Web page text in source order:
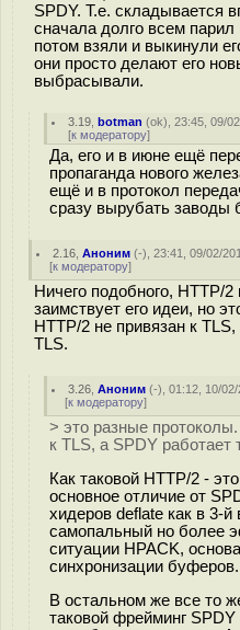
SPDY. Т.е. складывается
сначала долго всем парил
потом взяли и выкинули
они просто делают его
выбрасывали.
3.19 ,botman (ok), 23:45, 09/
[к модератору]
Да, его и в июне ещё
пропаганда нового
ещё и в протокол
сразу вырубать заводы
2.16 ,Аноним (-), 23:41, 09/02/
[к модератору]
Ничего подобного, HTTP/
заимствует его идеи, но
HTTP/2 не привязан к
TLS.
3.26 ,Аноним (-), 01:12, 10/
[к модератору]
> это разные
к TLS, а SPDY работает
Как таковой HTTP/2 -
основное отличие от
хидеров deflate как в 3-й
самопальный но более
ситуации HPACK,
синхронизации буферов.
В остальном же все то
таковой фрейминг